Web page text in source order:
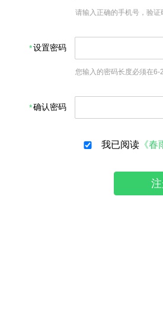
请输入正确的手机号，验证
设置密码
您输入的密码长度必须在6-
确认密码
我已阅读 《春